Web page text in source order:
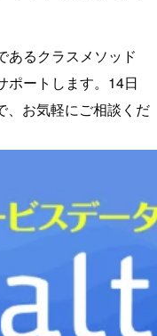
あるクラスメソッド
ポートします。14日
、お気軽にご相談くだ